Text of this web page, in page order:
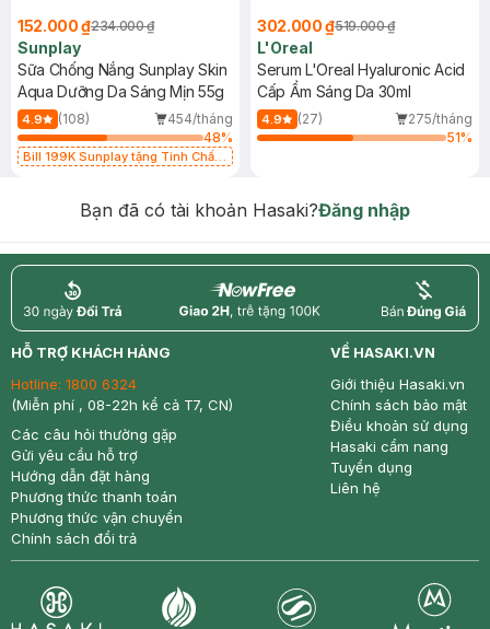
152.000 ₫234.000 ₫
Sunplay
Sữa Chống Nắng Sunplay Skin
Aqua Dưỡng Da Sáng Mịn 55g
4.9 (108)
454/tháng
48%
Bill 199K Sunplay tặng Tinh Chất
302.000 ₫519.000 ₫
L'Oreal
Serum L'Oreal Hyaluronic Acid
Cấp Ẩm Sáng Da 30ml
4.9 (27)
275/tháng
51%
Bạn đã có tài khoản Hasaki?Đăng nhập
return nowfree price
HỖ TRỢ KHÁCH HÀNG
Hotline: 1800 6324
(Miễn phí , 08-22h kể cả T7, CN)
Các câu hỏi thường gặp
Gửi yêu cầu hỗ trợ
Hướng dẫn đặt hàng
Phương thức thanh toán
Phương thức vận chuyển
Chính sách đổi trả
VỀ HASAKI.VN
Giới thiệu Hasaki.vn
Chính sách bảo mật
Điều khoản sử dụng
Hasaki cẩm nang
Tuyển dụng
Liên hệ